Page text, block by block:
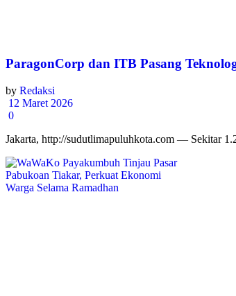
ParagonCorp dan ITB Pasang
by Redaksi
12 Maret 2026
0
Jakarta, http://sudutlimapuluhkota.com — Sekitar